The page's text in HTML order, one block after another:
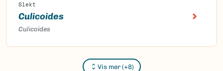
Slekt
Culicoides
Culicoides
Vis mer (+8)